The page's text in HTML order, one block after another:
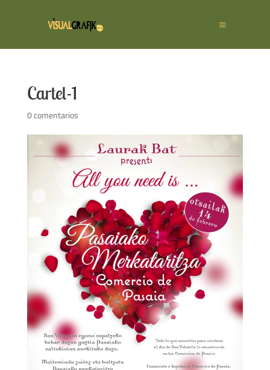
Cartel-1
0 comentarios